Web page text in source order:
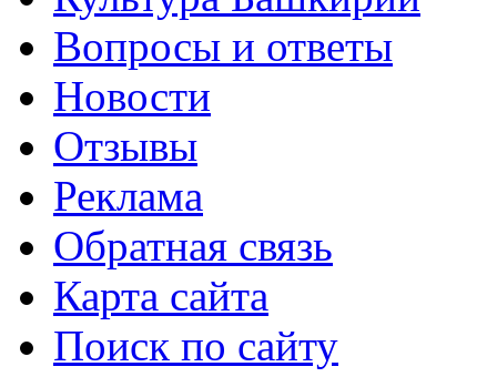
Вопросы и ответы
Новости
Отзывы
Реклама
Обратная связь
Карта сайта
Поиск по сайту